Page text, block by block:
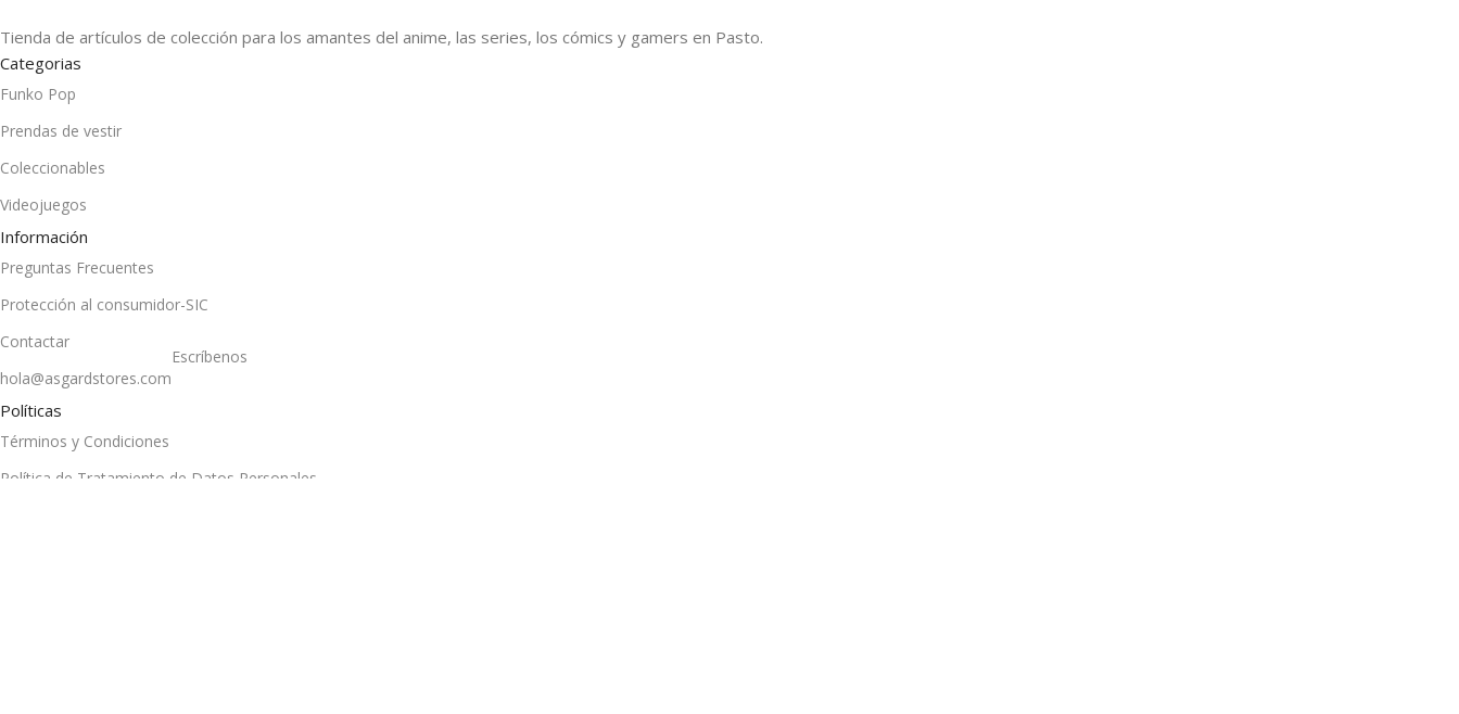
Tienda de artículos de colección para los amantes del anime, las series, los cómics y gamers en Pasto.
Categorias
Funko Pop
Prendas de vestir
Coleccionables
Videojuegos
Información
Preguntas Frecuentes
Protección al consumidor-SIC
Contactar
hola@asgardstores.com
Escríbenos
Políticas
Términos y Condiciones
Política de Tratamiento de Datos Personales